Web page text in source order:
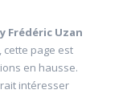
Frédéric Uzan
cette page est
en hausse.
intéresser